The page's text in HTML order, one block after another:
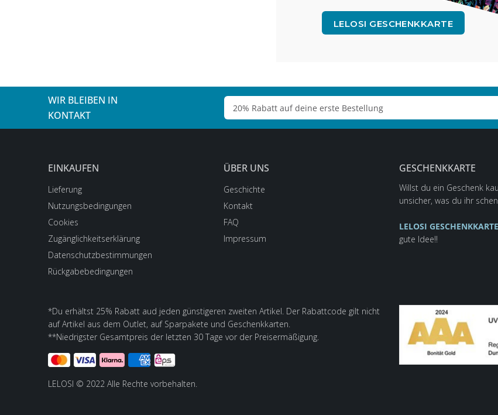
LELOSI GESCHENKKARTE
WIR BLEIBEN IN
KONTAKT
EINKAUFEN
Lieferung
Nutzungsbedingungen
Cookies
Zugänglichkeitserklärung
Datenschutzbestimmungen
Rückgabebedingungen
ÜBER UNS
Geschichte
Kontakt
FAQ
Impressum
GESCHENKKARTE
Willst du ein Geschenk
unsicher, was du ihr
LELOSI GESCHENKKARTE
gute Idee!!
*Du erhältst 25% Rabatt aud jeden günstigeren zweiten Artikel. Der Rabattcode gilt nicht
auf Artikel aus dem Outlet, auf Sparpakete und Geschenkkarten.
**Niedrigster Gesamtpreis der letzten 30 Tage vor der Preisermäßigung.
LELOSI © 2022 Alle Rechte vorbehalten.